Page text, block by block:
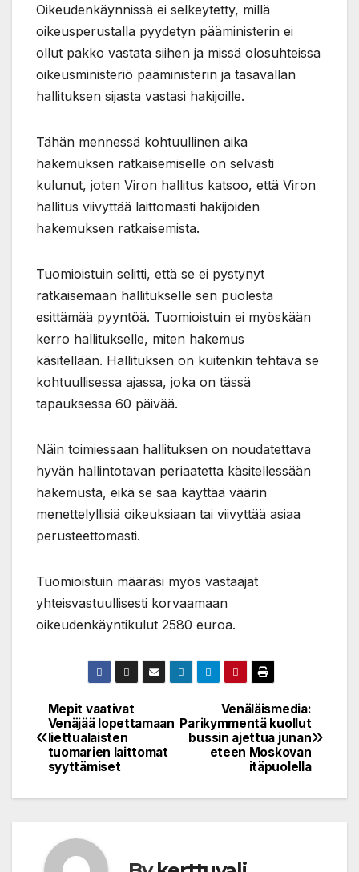
Oikeudenkäynnissä ei selkeytetty, millä
oikeusperustalla pyydetyn pääministerin ei
ollut pakko vastata siihen ja missä olosuhteissa
oikeusministeriö pääministerin ja tasavallan
hallituksen sijasta vastasi hakijoille.
Tähän mennessä kohtuullinen aika
hakemuksen ratkaisemiselle on selvästi
kulunut, joten Viron hallitus katsoo, että Viron
hallitus viivyttää laittomasti hakijoiden
hakemuksen ratkaisemista.
Tuomioistuin selitti, että se ei pystynyt
ratkaisemaan hallitukselle sen puolesta
esittämää pyyntöä. Tuomioistuin ei myöskään
kerro hallitukselle, miten hakemus
käsitellään. Hallituksen on kuitenkin tehtävä se
kohtuullisessa ajassa, joka on tässä
tapauksessa 60 päivää.
Näin toimiessaan hallituksen on noudatettava
hyvän hallintotavan periaatetta käsitellessään
hakemusta, eikä se saa käyttää väärin
menettelyllisiä oikeuksiaan tai viivyttää asiaa
perusteettomasti.
Tuomioistuin määräsi myös vastaajat
yhteisvastuullisesti korvaamaan
oikeudenkäyntikulut 2580 euroa.
Post
navigation
Venäläismedia:
Parikymmentä kuollut
bussin ajettua junan
eteen Moskovan
itäpuolella
Mepit vaativat
Venäjää lopettamaan
liettualaisten
tuomarien laittomat
syyttämiset